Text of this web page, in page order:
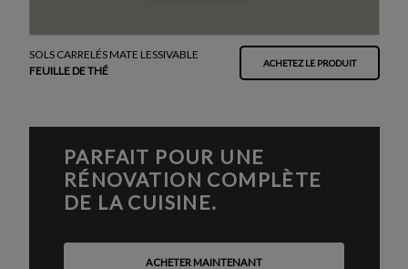
SOLS CARRELÉS MATE LESSIVABLE
FEUILLE DE THÉ
ACHETEZ LE PRODUIT
PARFAIT POUR UNE
RÉNOVATION COMPLÈTE
DE LA CUISINE.
ACHETER MAINTENANT